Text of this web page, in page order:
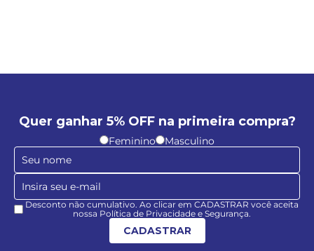
Quer ganhar 5% OFF na primeira compra?
Feminino Masculino
Desconto não cumulativo. Ao clicar em CADASTRAR você aceita
nossa Política de Privacidade e Segurança.
CADASTRAR